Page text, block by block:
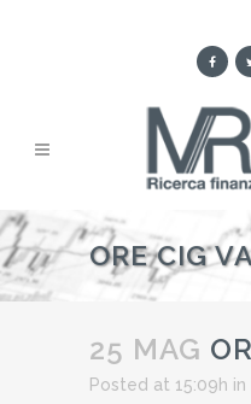
ORE CIG
25 MAG
Posted at 15:09h in